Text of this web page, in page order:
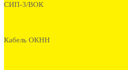
СИП-3/ВОК
Кабель ОКНН